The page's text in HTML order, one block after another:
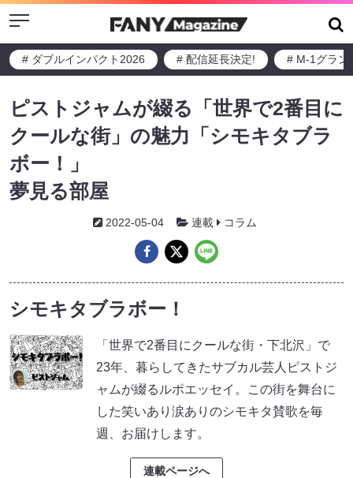
Menu
# ダブルインパクト2026 # 配信延長決定! # M-1グラン
ピストジャムが綴る「世界で2番目に
クールな街」の魅力「シモキタブラ
ボー！」
夢見る部屋
2022-05-04 連載 コラム
シモキタブラボー！
「世界で2番目にクールな街・下北沢」で
23年、暮らしてきたサブカル芸人ピストジ
ャムが綴るルポエッセイ。この街を舞台に
した笑いあり涙ありのシモキタ賛歌を毎
週、お届けします。
連載ページへ